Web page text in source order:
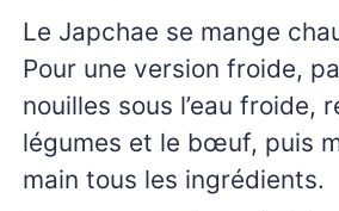
Le Japchae se mange
Pour une version froide,
nouilles sous l’eau froide,
légumes et le bœuf, puis
main tous les ingrédients.